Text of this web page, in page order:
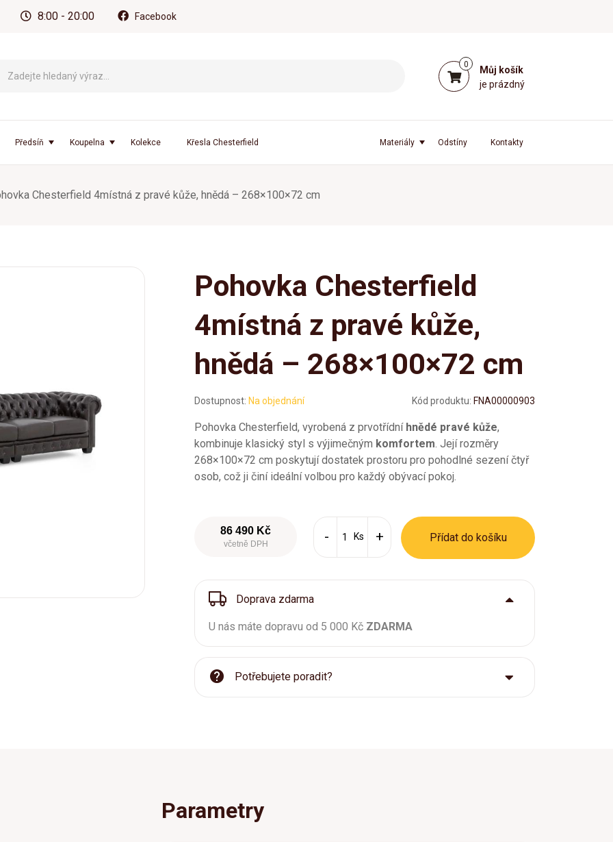
8:00 - 20:00 Facebook
0
Můj košík
je prázdný
Předsíň Koupelna Kolekce Křesla Chesterfield Kontakty
Odstíny
Materiály
Chesterfield 4místná z pravé kůže, hnědá – 268×100×72 cm
Pohovka Chesterfield
4místná z pravé kůže,
hnědá – 268×100×72 cm
Dostupnost: Na objednání Kód produktu: FNA00000903
Pohovka Chesterfield, vyrobená z prvotřídní hnědé pravé kůže,
kombinuje klasický styl s výjimečným komfortem. Její rozměry
268×100×72 cm poskytují dostatek prostoru pro pohodlné sezení čtyř
osob, což ji činí ideální volbou pro každý obývací pokoj.
86 490 Kč
včetně DPH
Ks Přídat do košíku
Doprava zdarma
U nás máte dopravu od 5 000 Kč ZDARMA
Potřebujete poradit?
Parametry